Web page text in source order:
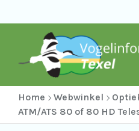
Home Webwinkel
ATM/ATS 80 of 80 HD